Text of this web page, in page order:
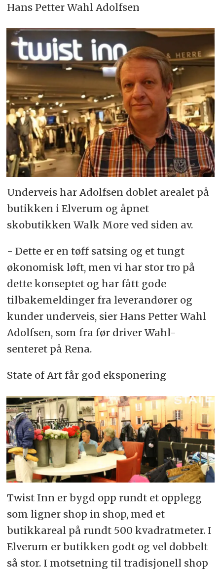
Hans Petter Wahl Adolfsen
Underveis har Adolfsen doblet arealet på
butikken i Elverum og åpnet
skobutikken Walk More ved siden av.
- Dette er en tøff satsing og et tungt
økonomisk løft, men vi har stor tro på
dette konseptet og har fått gode
tilbakemeldinger fra leverandører og
kunder underveis, sier Hans Petter Wahl
Adolfsen, som fra før driver Wahl-
senteret på Rena.
State of Art får god eksponering
Twist Inn er bygd opp rundt et opplegg
som ligner shop in shop, med et
butikkareal på rundt 500 kvadratmeter. I
Elverum er butikken godt og vel dobbelt
så stor. I motsetning til tradisjonell shop